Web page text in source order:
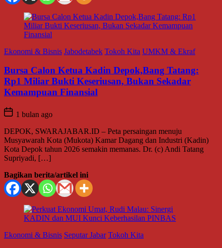
Ekonomi & Bisnis Jabodetabek Tokoh Kita UMKM & Ekraf
Bursa Calon Ketua Kadin Depok,Bang Tatang:
Rp1 Miliar Bukti Keseriusan, Bukan Sekadar
Kemampuan Finansial
1 bulan ago
DEPOK, SWARAJABAR.ID – Peta persaingan menuju
Musyawarah Kota (Mukota) Kamar Dagang dan Industri (Kadin)
Kota Depok tahun 2026 semakin memanas. Dr. (c) Andi Tatang
Supriyadi, […]
Bagikan berita/artikel ini
Ekonomi & Bisnis Seputar Jabar Tokoh Kita